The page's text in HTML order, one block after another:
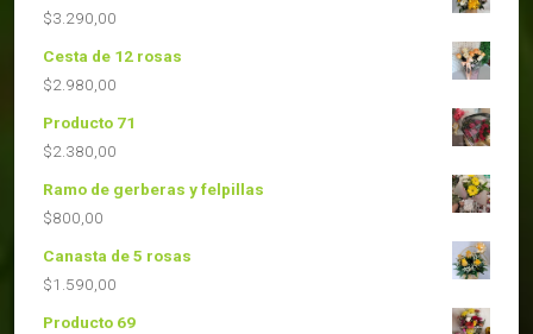
$3.290,00
Cesta de 12 rosas
$2.980,00
Producto 71
$2.380,00
Ramo de gerberas y felpillas
$800,00
Canasta de 5 rosas
$1.590,00
Producto 69